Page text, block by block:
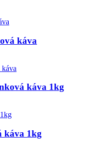
káva
káva 1kg
káva 1kg